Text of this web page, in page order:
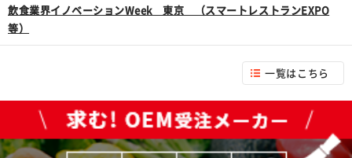
飲食業界イノベーションWeek 東京 （スマートレストランEXPO
等）
一覧はこちら